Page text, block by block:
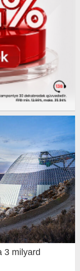
3 milyard